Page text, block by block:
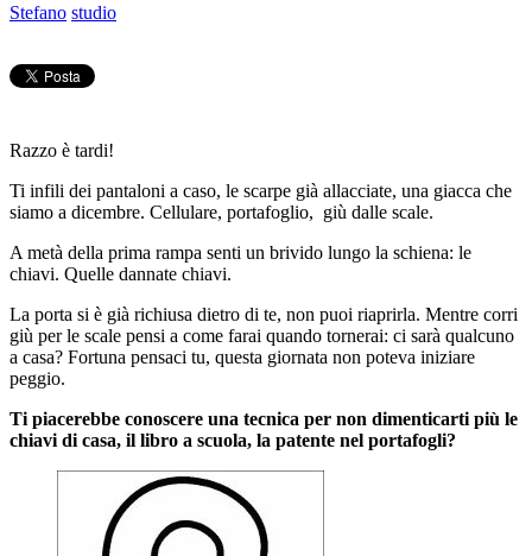
Stefano studio
Razzo è tardi!
Ti infili dei pantaloni a caso, le scarpe già allacciate, una giacca che
siamo a dicembre. Cellulare, portafoglio, giù dalle scale.
A metà della prima rampa senti un brivido lungo la schiena: le
chiavi. Quelle dannate chiavi.
La porta si è già richiusa dietro di te, non puoi riaprirla. Mentre corri
giù per le scale pensi a come farai quando tornerai: ci sarà qualcuno
a casa? Fortuna pensaci tu, questa giornata non poteva iniziare
peggio.
Ti piacerebbe conoscere una tecnica per non dimenticarti più le
chiavi di casa, il libro a scuola, la patente nel portafogli?